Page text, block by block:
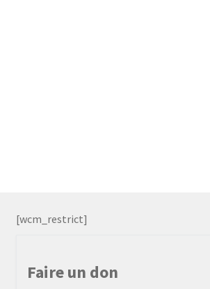
[wcm_restrict]
Faire un don